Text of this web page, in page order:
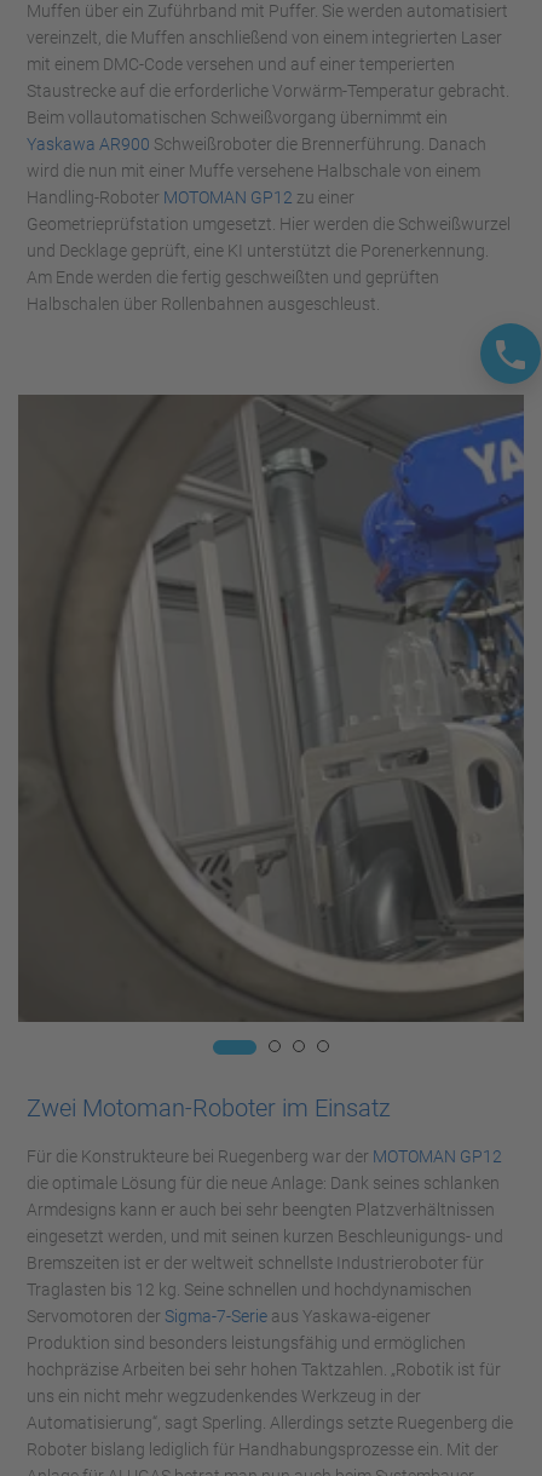
Muffen über ein Zuführband mit Puffer. Sie werden automatisiert
vereinzelt, die Muffen anschließend von einem integrierten Laser
mit einem DMC-Code versehen und auf einer temperierten
Staustrecke auf die erforderliche Vorwärm-Temperatur gebracht.
Beim vollautomatischen Schweißvorgang übernimmt ein
Yaskawa AR900 Schweißroboter die Brennerführung. Danach
wird die nun mit einer Muffe versehene Halbschale von einem
Handling-Roboter MOTOMAN GP12 zu einer
Geometrieprüfstation umgesetzt. Hier werden die Schweißwurzel
und Decklage geprüft, eine KI unterstützt die Porenerkennung.
Am Ende werden die fertig geschweißten und geprüften
Halbschalen über Rollenbahnen ausgeschleust.
Zwei Motoman-Roboter im Einsatz
Für die Konstrukteure bei Ruegenberg war der MOTOMAN GP12
die optimale Lösung für die neue Anlage: Dank seines schlanken
Armdesigns kann er auch bei sehr beengten Platzverhältnissen
eingesetzt werden, und mit seinen kurzen Beschleunigungs- und
Bremszeiten ist er der weltweit schnellste Industrieroboter für
Traglasten bis 12 kg. Seine schnellen und hochdynamischen
Servomotoren der Sigma-7-Serie aus Yaskawa-eigener
Produktion sind besonders leistungsfähig und ermöglichen
hochpräzise Arbeiten bei sehr hohen Taktzahlen. „Robotik ist für
uns ein nicht mehr wegzudenkendes Werkzeug in der
Automatisierung“, sagt Sperling. Allerdings setzte Ruegenberg die
Roboter bislang lediglich für Handhabungsprozesse ein. Mit der